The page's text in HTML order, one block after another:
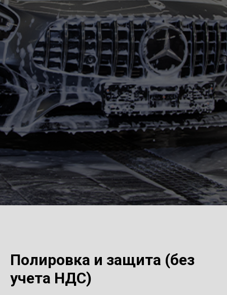
Полировка и защита (без
учета НДС)